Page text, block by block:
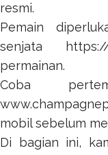
resmi.
Pemain
senjata
permainan.
Coba
mobil sebelum
Di bagian ini,